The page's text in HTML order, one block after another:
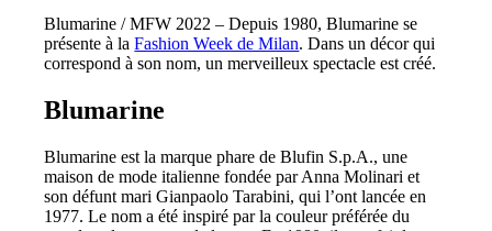
Blumarine / MFW 2022 – Depuis 1980, Blumarine se
présente à laFashion Week de Milan. Dans un décor qui
correspond à son nom, un merveilleux spectacle est créé.
Blumarine
Blumarine est la marque phare de Blufin S.p.A., une
maison de mode italienne fondée par Anna Molinari et
son défunt mari Gianpaolo Tarabini, qui l’ont lancée en
1977. Le nom a été inspiré par la couleur préférée du